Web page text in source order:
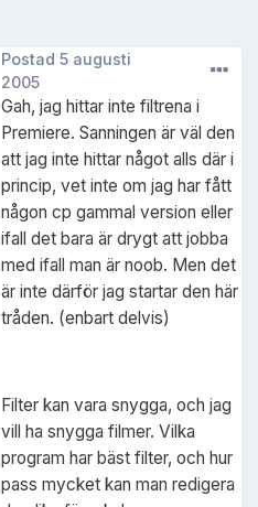
Postad 5 augusti
2005
Gah, jag hittar inte filtrena i
Premiere. Sanningen är väl den
att jag inte hittar något alls där i
princip, vet inte om jag har fått
någon cp gammal version eller
ifall det bara är drygt att jobba
med ifall man är noob. Men det
är inte därför jag startar den här
tråden. (enbart delvis)
Filter kan vara snygga, och jag
vill ha snygga filmer. Vilka
program har bäst filter, och hur
pass mycket kan man redigera